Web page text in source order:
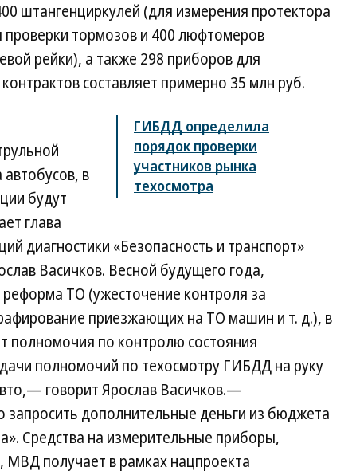
штангенциркулей (для измерения протектора
тормозов и 400 люфтомеров
рейки), а также 298 приборов для
составляет примерно 35 млн руб.
ГИБДД определила
порядок проверки
участников рынка
техосмотра
в
будут
глава
диагностики «Безопасность и транспорт»
Васичков. Весной будущего года,
ТО (ужесточение контроля за
приезжающих на ТО машин и т. д.), в
полномочия по контролю состояния
полномочий по техосмотру ГИБДД на руку
говорит Ярослав Васичков.—
дополнительные деньги из бюджета
Средства на измерительные приборы,
получает в рамках нацпроекта